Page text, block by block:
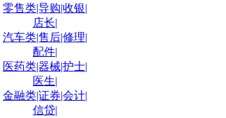
零售类|导购|收银|
店长|
汽车类|售后|修理|
配件|
医药类|器械|护士|
医生|
金融类|证券|会计|
信贷|